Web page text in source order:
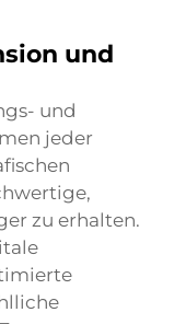
und
und
jeder
zu erhalten.